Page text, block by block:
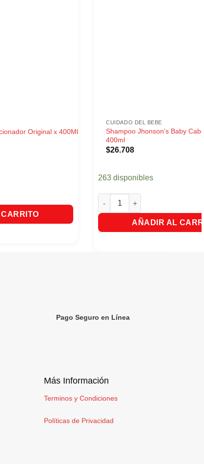
Original x 400Ml
Original x 400Ml cantidad
CUIDADO DEL BEBE
Shampoo Jhonson’s Baby
400ml
$26.708
263 disponibles
Shampoo Jhonson's Baby
AÑADIR AL
Pago Seguro en Línea
Más Información
Terminos y Condiciones
Políticas de Privacidad